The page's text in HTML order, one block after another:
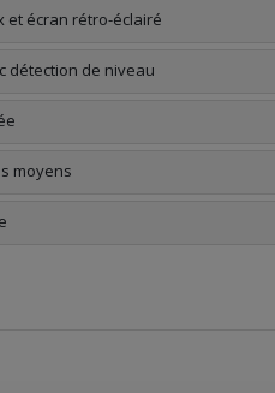
et écran rétro-éclairé
détection de niveau
moyens